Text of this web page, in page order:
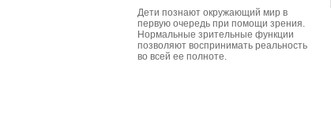
Дети познают окружающий мир в
первую очередь при помощи зрения.
Нормальные зрительные функции
позволяют воспринимать реальность
во всей ее полноте.